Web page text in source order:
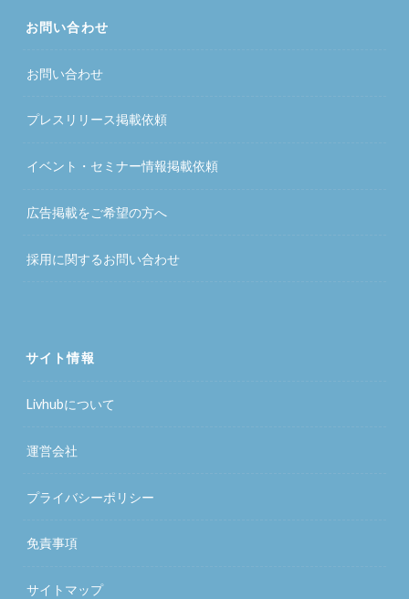
お問い合わせ
お問い合わせ
プレスリリース掲載依頼
イベント・セミナー情報掲載依頼
広告掲載をご希望の方へ
採用に関するお問い合わせ
サイト情報
Livhubについて
運営会社
プライバシーポリシー
免責事項
サイトマップ